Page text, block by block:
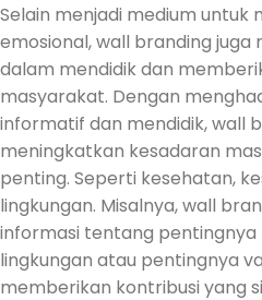
Selain menjadi medium
emosional, wall branding
dalam mendidik dan
masyarakat. Dengan
informatif dan mendidik, wall
meningkatkan kesadaran
penting. Seperti kesehatan,
lingkungan. Misalnya, wall
informasi tentang pentingnya
lingkungan atau pentingnya
memberikan kontribusi yang